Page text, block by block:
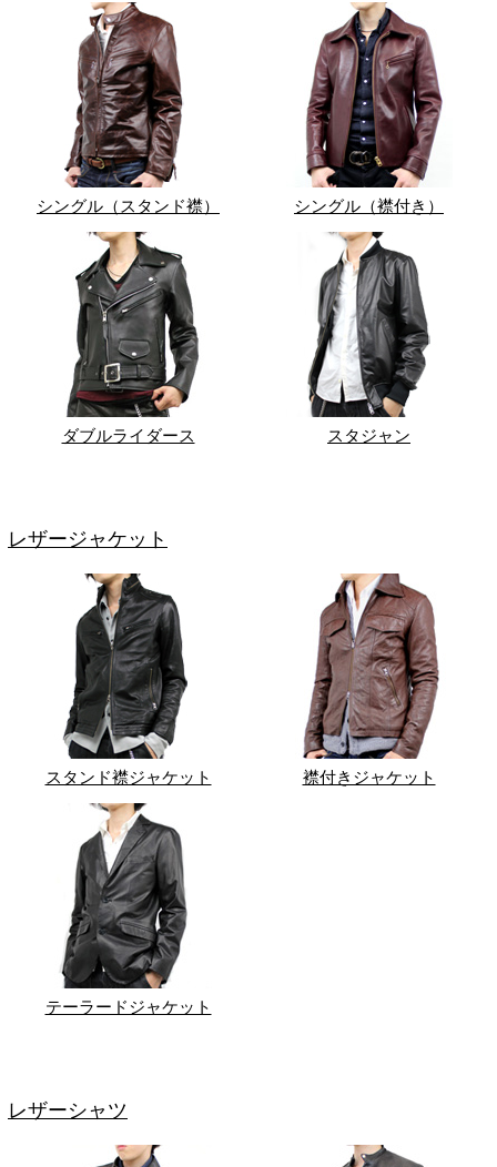
シングル（スタンド襟） シングル（襟付き）
ダブルライダース スタジャン
レザージャケット
スタンド襟ジャケット 襟付きジャケット
テーラードジャケット
レザーシャツ